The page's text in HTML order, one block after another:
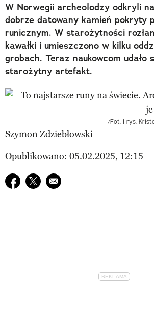
W Norwegii archeolodzy odkryli
dobrze datowany kamień pokryty
runicznym. W starożytności
kawałki i umieszczono w kilku
grobach. Teraz naukowcom udało
starożytny artefakt.
/Fot. i rys.
Szymon Zdziebłowski
Opublikowano: 05.02.2025, 12:15
Udostępnij na facebook
Udostępnij na twitter
E-mail do przyjaciela